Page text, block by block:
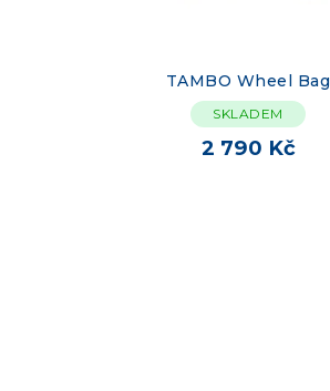
TAMBO Wheel Bag
SKLADEM
2 790 Kč